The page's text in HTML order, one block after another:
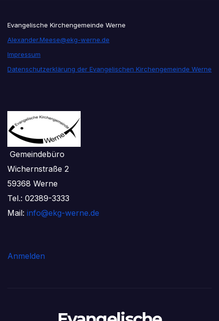
Evangelische Kirchengemeinde Werne
Alexander.Meese@ekg-werne.de
Impressum
Datenschutzerklärung der Evangelischen Kirchengemeinde Werne
Gemeindebüro
Wichernstraße 2
59368 Werne
Tel.: 02389-3333
Mail: info@ekg-werne.de
Anmelden